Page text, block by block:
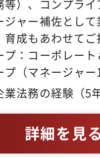
等）、コンプラ
ジャー補佐とし
育成もあわせて
プ：コーポレー
プ（マネージャ
魅力】◎法務を
しての俯瞰的視
。◎コーポレー
業法務の経験（5
部下・後輩の育
詳細を見